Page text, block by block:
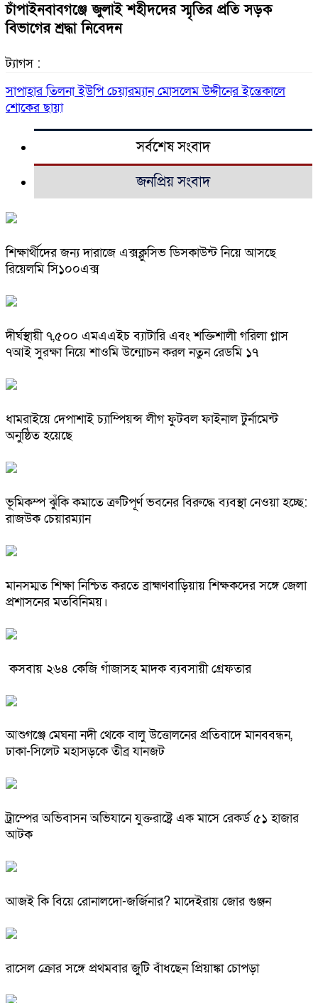
চাঁপাইনবাবগঞ্জে জুলাই শহীদদের স্মৃতির প্রতি সড়ক
বিভাগের শ্রদ্ধা নিবেদন
ট্যাগস :
সাপাহার তিলনা ইউপি চেয়ারম্যান মোসলেম উদ্দীনের ইন্তেকালে
শোকের ছায়া
সর্বশেষ সংবাদ
জনপ্রিয় সংবাদ
শিক্ষার্থীদের জন্য দারাজে এক্সক্লুসিভ ডিসকাউন্ট নিয়ে আসছে
রিয়েলমি সি১০০এক্স
দীর্ঘস্থায়ী ৭,৫০০ এমএএইচ ব্যাটারি এবং শক্তিশালী গরিলা গ্লাস
৭আই সুরক্ষা নিয়ে শাওমি উন্মোচন করল নতুন রেডমি ১৭
ধামরাইয়ে দেপাশাই চ্যাম্পিয়ন্স লীগ ফুটবল ফাইনাল টুর্নামেন্ট
অনুষ্ঠিত হয়েছে
ভূমিকম্প ঝুঁকি কমাতে ত্রুটিপূর্ণ ভবনের বিরুদ্ধে ব্যবস্থা নেওয়া হচ্ছে:
রাজউক চেয়ারম্যান
মানসম্মত শিক্ষা নিশ্চিত করতে ব্রাহ্মণবাড়িয়ায় শিক্ষকদের সঙ্গে জেলা
প্রশাসনের মতবিনিময়।
কসবায় ২৬৪ কেজি গাঁজাসহ মাদক ব্যবসায়ী গ্রেফতার
আশুগঞ্জে মেঘনা নদী থেকে বালু উত্তোলনের প্রতিবাদে মানববন্ধন,
ঢাকা-সিলেট মহাসড়কে তীব্র যানজট
ট্রাম্পের অভিবাসন অভিযানে যুক্তরাষ্ট্রে এক মাসে রেকর্ড ৫১ হাজার
আটক
আজই কি বিয়ে রোনালদো-জর্জিনার? মাদেইরায় জোর গুঞ্জন
রাসেল ক্রোর সঙ্গে প্রথমবার জুটি বাঁধছেন প্রিয়াঙ্কা চোপড়া